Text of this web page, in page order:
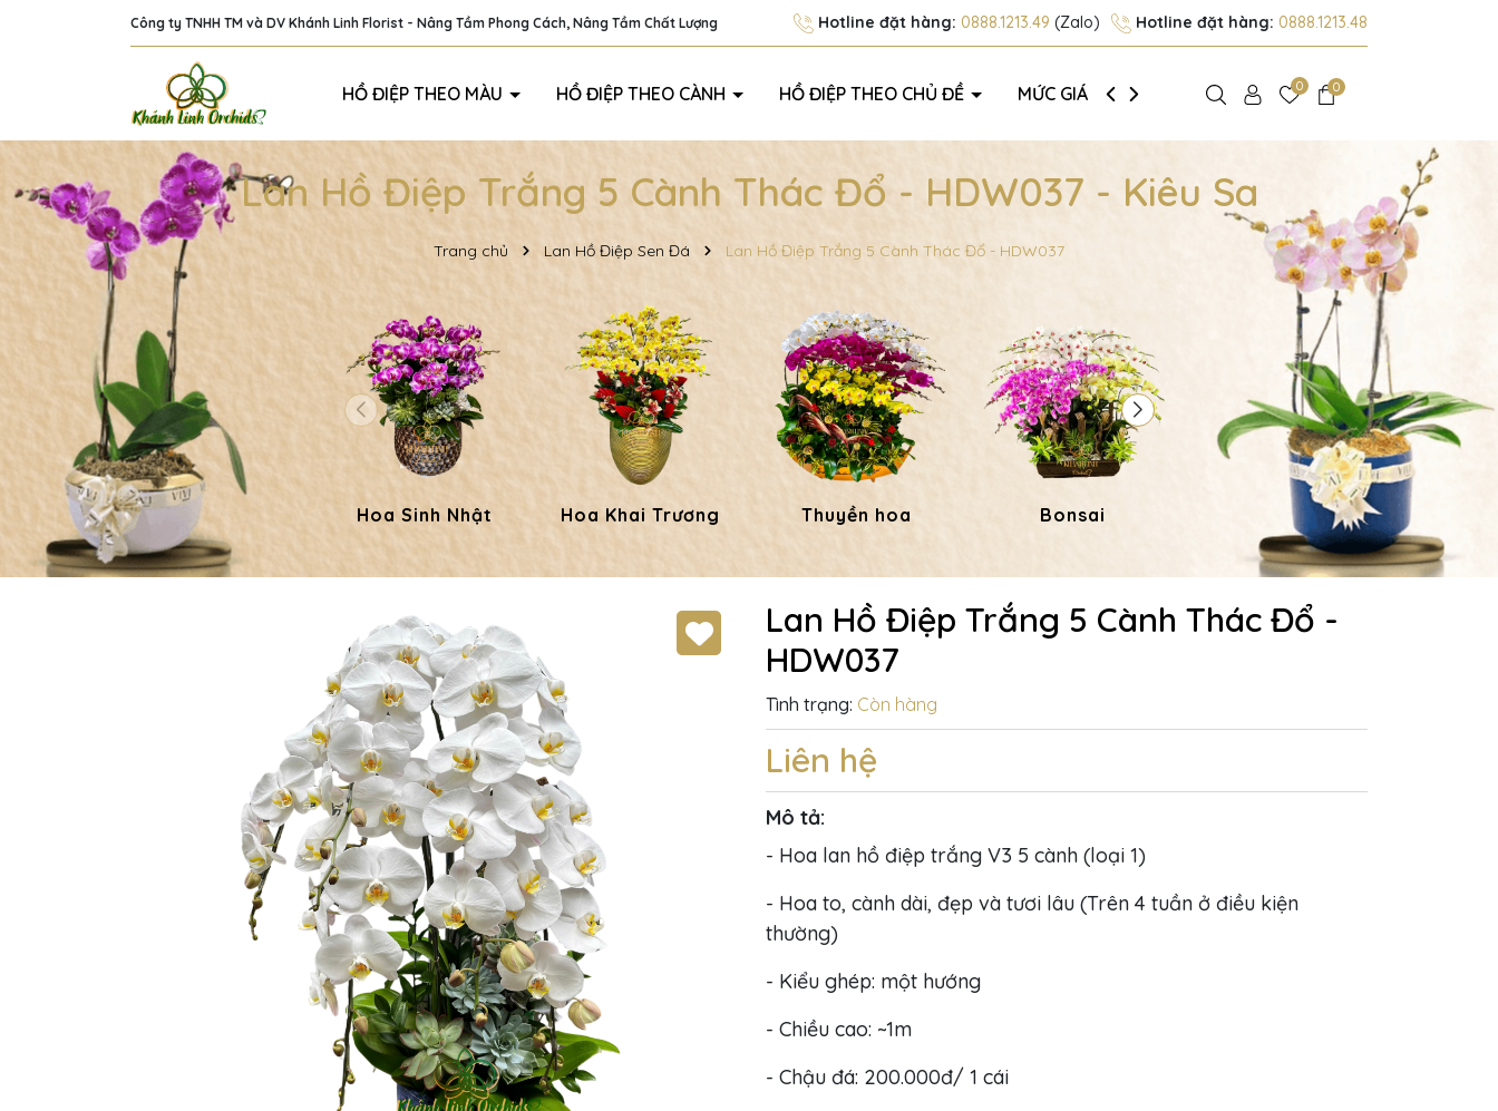
Công ty TNHH TM và DV Khánh Linh Florist - Nâng Tầm Phong Cách, Nâng Tầm Chất Lượng Hotline đặt hàng: 0888.1213.49 (Zalo) Hotline đặt hàng: 0888.1213.48
HỒ ĐIỆP THEO MÀU HỒ ĐIỆP THEO CÀNH HỒ ĐIỆP THEO CHỦ ĐỀ MỨC GIÁ GIỚI THIỆU 0 0
Lan Hồ Điệp Trắng 5 Cành Thác Đổ - HDW037 - Kiêu Sa
Trang chủ Lan Hồ Điệp Sen Đá Lan Hồ Điệp Trắng 5 Cành Thác Đổ - HDW037
Hoa Sinh Nhật Hoa Khai Trương Thuyền hoa Bonsai Hoa Dâng Phật
Lan Hồ Điệp Trắng 5 Cành Thác Đổ -
HDW037
Tình trạng: Còn hàng
Liên hệ
Mô tả:
- Hoa lan hồ điệp trắng V3 5 cành (loại 1)
- Hoa to, cành dài, đẹp và tươi lâu (Trên 4 tuần ở điều kiện
thường)
- Kiểu ghép: một hướng
- Chiều cao: ~1m
- Chậu đá: 200.000đ/ 1 cái